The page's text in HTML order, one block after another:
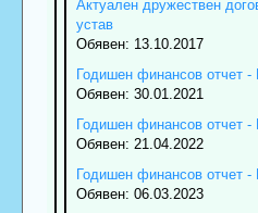
Актуален дружествен
устав
Обявен: 13.10.2017
Годишен финансов отчет -
Обявен: 30.01.2021
Годишен финансов отчет -
Обявен: 21.04.2022
Годишен финансов отчет -
Обявен: 06.03.2023